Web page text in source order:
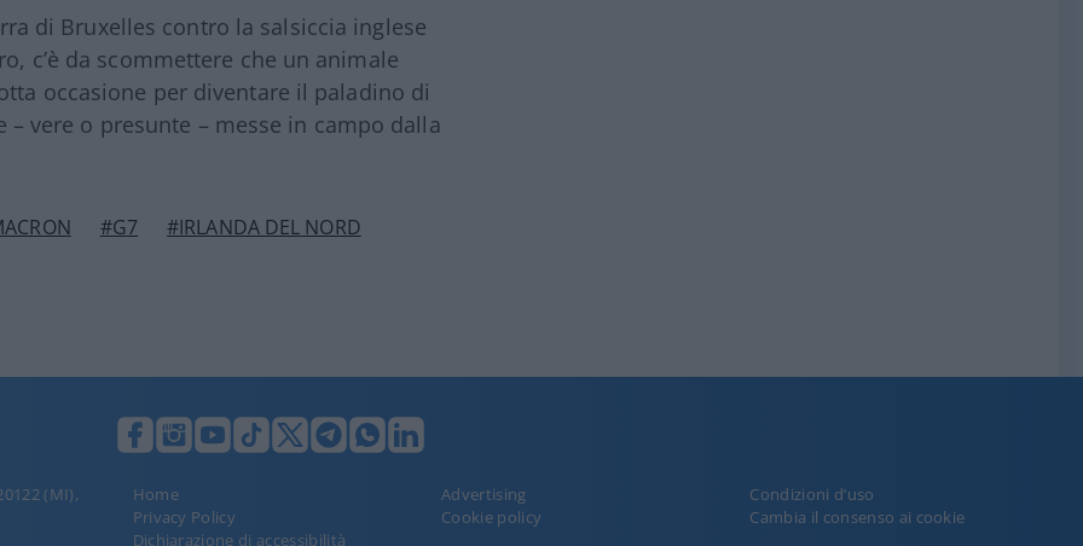
di Bruxelles contro la salsiccia inglese
c’è da scommettere che un animale
occasione per diventare il paladino di
vere o presunte – messe in campo dalla
#G7
#IRLANDA DEL NORD
(MI),
Home Advertising
Condizioni d’uso
Privacy Policy
Cookie policy
Cambia il consenso ai cookie
Dichiarazione di accessibilità